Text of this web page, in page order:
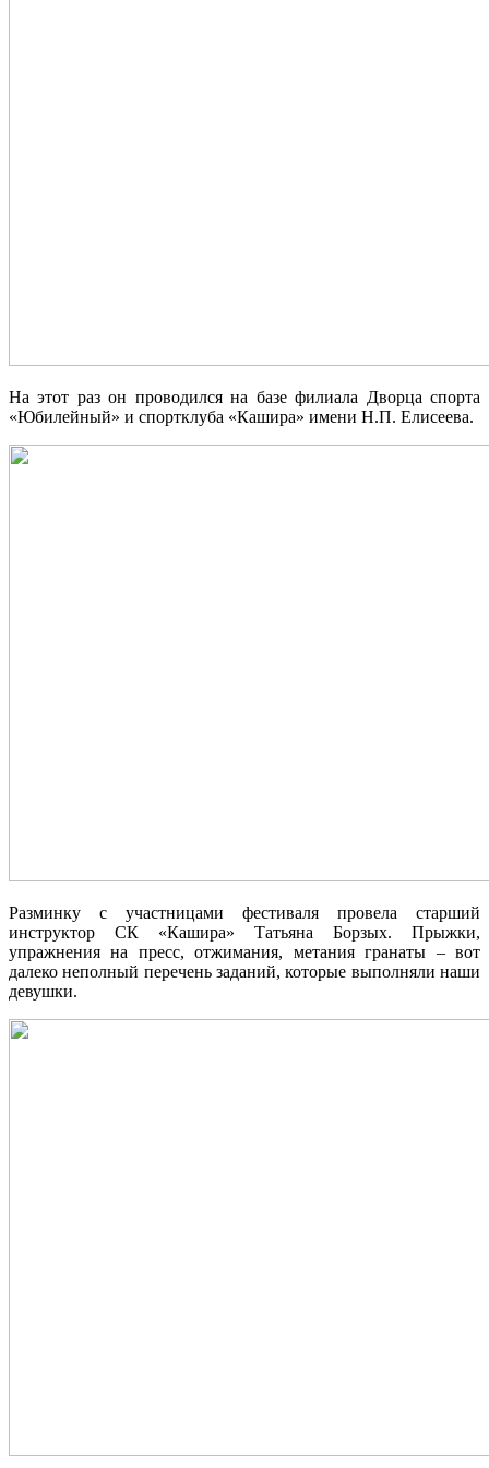
На этот раз он проводился на базе филиала Дворца спорта
«Юбилейный» и спортклуба «Кашира» имени Н.П. Елисеева.
Разминку с участницами фестиваля провела старший
инструктор СК «Кашира» Татьяна Борзых. Прыжки,
упражнения на пресс, отжимания, метания гранаты – вот
далеко неполный перечень заданий, которые выполняли наши
девушки.